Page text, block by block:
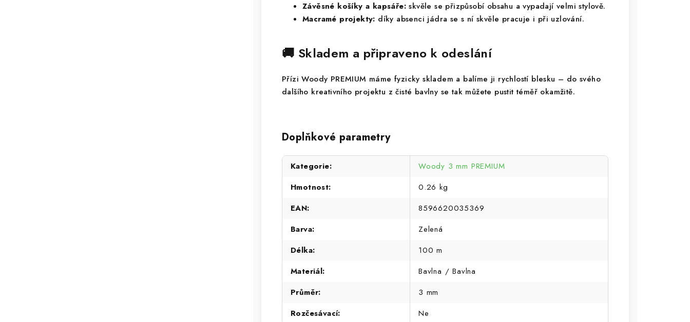
Závěsné košíky a kapsáře: skvěle se přizpůsobí obsahu a vypadají velmi stylově.
Macramé projekty: díky absenci jádra se s ní skvěle pracuje i při uzlování.
🚚 Skladem a připraveno k odeslání
Přízi Woody PREMIUM máme fyzicky skladem a balíme ji rychlostí blesku – do svého
dalšího kreativního projektu z čisté bavlny se tak můžete pustit téměř okamžitě.
Doplňkové parametry
Kategorie:
Woody 3 mm PREMIUM
Hmotnost:
0.26 kg
EAN:
8596620035369
Barva:
Zelená
Délka:
100 m
Materiál:
Bavlna / Bavlna
Průměr:
3 mm
Rozčesávací:
Ne